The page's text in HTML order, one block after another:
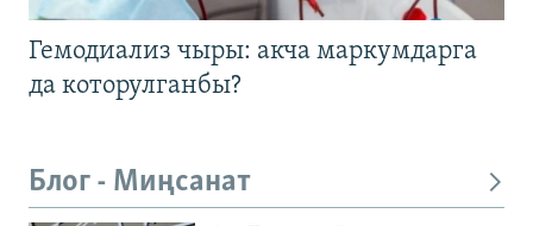
Гемодиализ чыры: акча маркумдарга
да которулганбы?
Блог - Миңсанат